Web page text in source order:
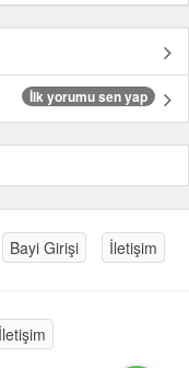
İlk yorumu sen yap
Bayi Girişi İletişim
İletişim